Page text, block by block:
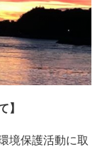
】
境保護活動に取